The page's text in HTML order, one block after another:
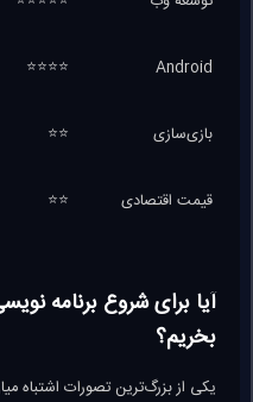
Android
⭐⭐⭐⭐
بازی‌سازی ⭐⭐
قیمت اقتصادی ⭐⭐
آیا برای شروع برنامه‌
بخریم؟
یکی از بزرگ‌ترین تصورات اشتباه